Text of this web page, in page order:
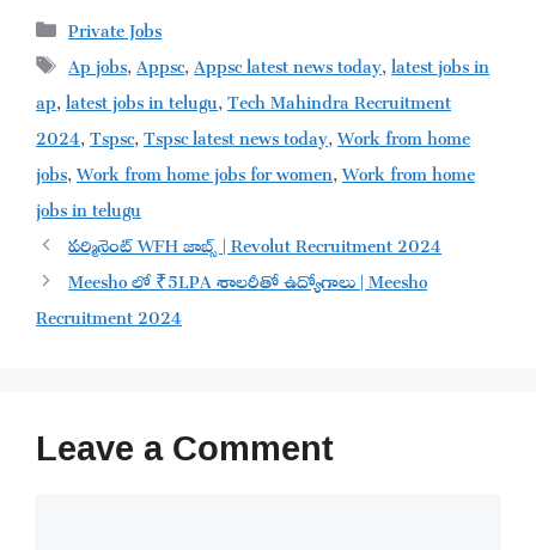
Categories
Private Jobs
Tags
Ap jobs,Appsc,Appsc latest news today,latest jobs in
ap,latest jobs in telugu,Tech Mahindra Recruitment
2024,Tspsc,Tspsc latest news today,Work from home
jobs,Work from home jobs for women,Work from home
jobs in telugu
పర్మినెంట్ WFH జాబ్స్ | Revolut Recruitment 2024
Meesho లో ₹5LPA శాలరీతో ఉద్యోగాలు | Meesho
Recruitment 2024
Leave a Comment